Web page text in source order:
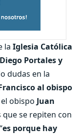
la Iglesia Católica
Portales y
dudas en la
al obispo
obispo Juan
se repiten con
es porque hay